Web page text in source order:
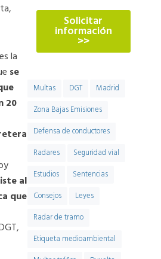
la
se
20
al
que
Solicitar
información
>>
Multas DGT
Madrid
Zona Bajas Emisiones
Defensa de conductores
Radares
Seguridad vial
Estudios
Sentencias
Consejos
Leyes
Radar de tramo
Etiqueta medioambiental